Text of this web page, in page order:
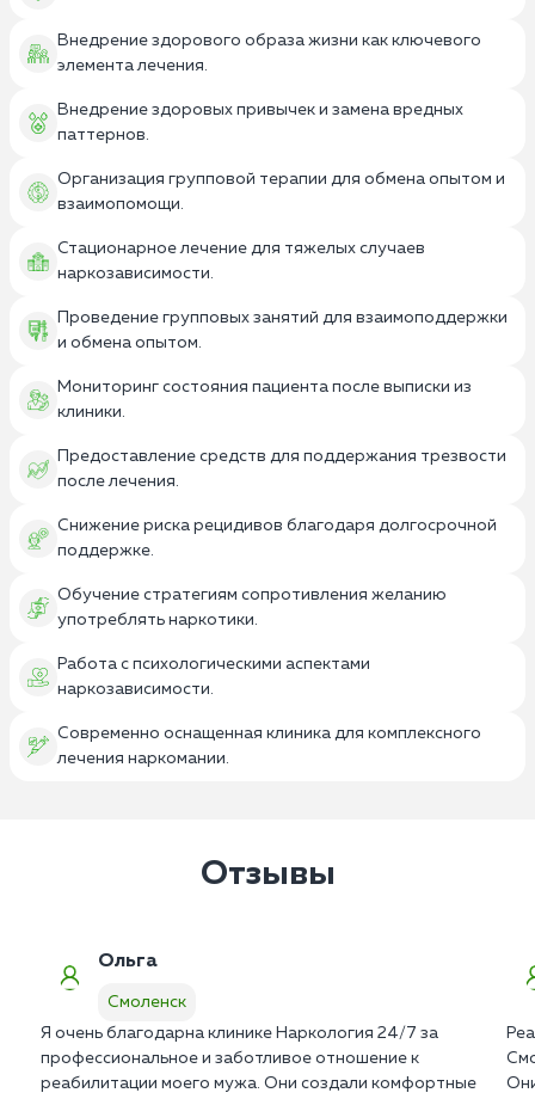
Внедрение здорового образа жизни как ключевого
элемента лечения.
Внедрение здоровых привычек и замена вредных
паттернов.
Организация групповой терапии для обмена опытом и
взаимопомощи.
Стационарное лечение для тяжелых случаев
наркозависимости.
Проведение групповых занятий для взаимоподдержки
и обмена опытом.
Мониторинг состояния пациента после выписки из
клиники.
Предоставление средств для поддержания трезвости
после лечения.
Снижение риска рецидивов благодаря долгосрочной
поддержке.
Обучение стратегиям сопротивления желанию
употреблять наркотики.
Работа с психологическими аспектами
наркозависимости.
Современно оснащенная клиника для комплексного
лечения наркомании.
Отзывы
Ольга
Смоленск
Я очень благодарна клинике Наркология 24/7 за
профессиональное и заботливое отношение к
реабилитации моего мужа. Они создали комфортные